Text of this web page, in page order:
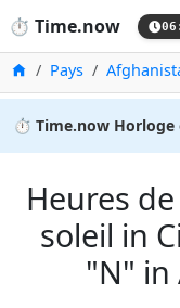
⏱️ Time.now
Accueil
Pays
⏱️ Time.now Horloge
Heures
soleil in
"N" in